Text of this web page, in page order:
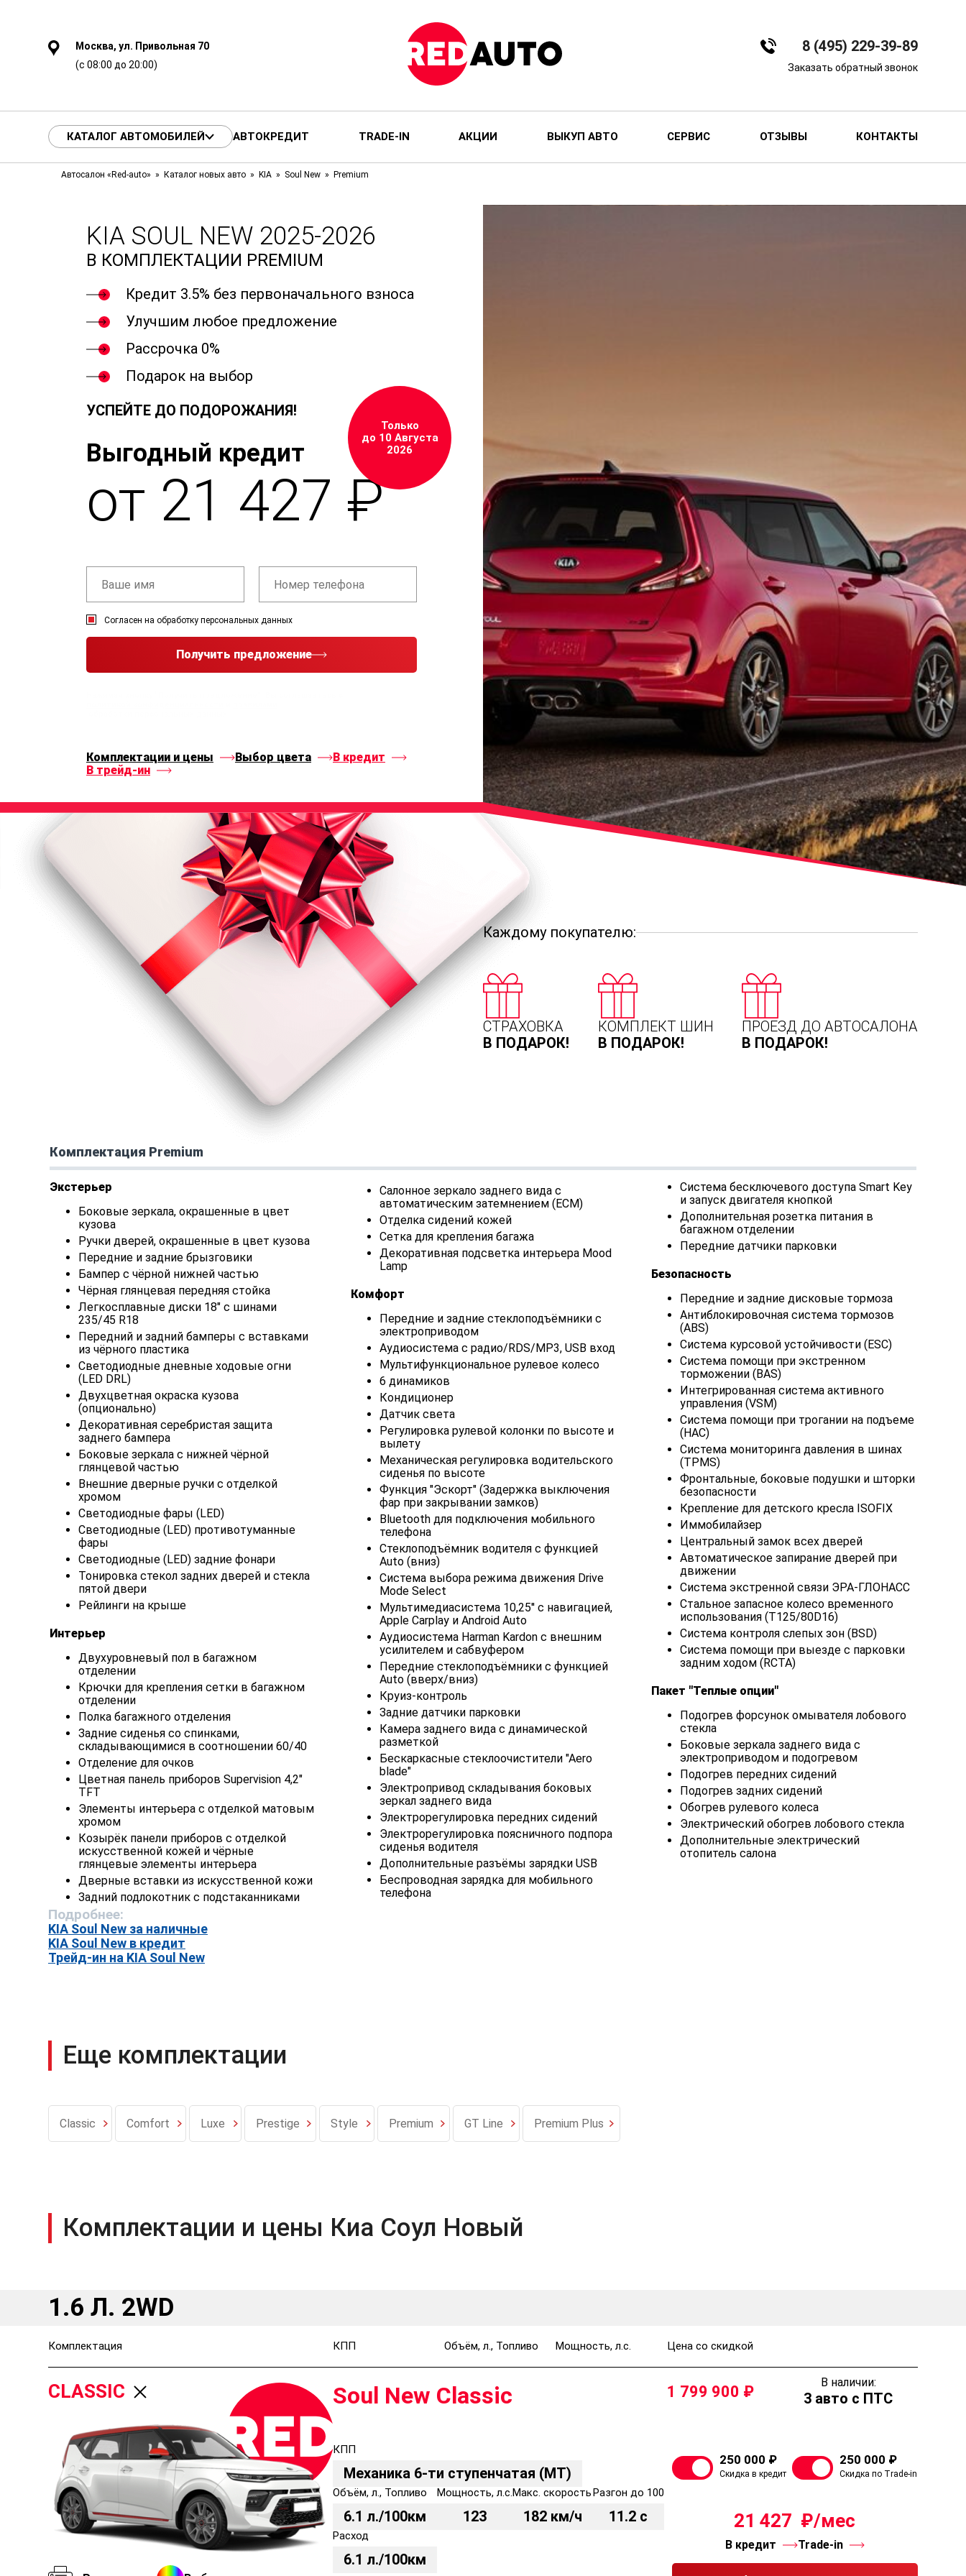
Москва, ул. Привольная 70
(с 08:00 до 20:00)
8 (495) 229-39-89
Заказать обратный звонок
КАТАЛОГ АВТОМОБИЛЕЙ АВТОКРЕДИТ TRADE-IN АКЦИИ ВЫКУП АВТО СЕРВИС ОТЗЫВЫ КОНТАКТЫ
Автосалон «Red-auto» Каталог новых авто KIA Soul New Premium
KIA SOUL NEW 2025-2026
В КОМПЛЕКТАЦИИ PREMIUM
Кредит 3.5% без первоначального взноса
Улучшим любое предложение
Рассрочка 0%
Подарок на выбор
УСПЕЙТЕ ДО ПОДОРОЖАНИЯ!
Выгодный кредит
от 21 427 ₽
Только
до 10 Августа
2026
Согласен на обработку персональных данных
Получить предложение
Комплектации и цены Выбор цвета
В кредит
В трейд-ин
Каждому покупателю:
СТРАХОВКА
В ПОДАРОК!
КОМПЛЕКТ ШИН
В ПОДАРОК!
ПРОЕЗД ДО АВТОСАЛОНА
В ПОДАРОК!
Комплектация Premium
Экстерьер
Боковые зеркала, окрашенные в цвет
кузова
Ручки дверей, окрашенные в цвет кузова
Передние и задние брызговики
Бампер с чёрной нижней частью
Чёрная глянцевая передняя стойка
Легкосплавные диски 18" с шинами
235/45 R18
Передний и задний бамперы с вставками
из чёрного пластика
Светодиодные дневные ходовые огни
(LED DRL)
Двухцветная окраска кузова
(опционально)
Декоративная серебристая защита
заднего бампера
Боковые зеркала с нижней чёрной
глянцевой частью
Внешние дверные ручки с отделкой
хромом
Светодиодные фары (LED)
Светодиодные (LED) противотуманные
фары
Светодиодные (LED) задние фонари
Тонировка стекол задних дверей и стекла
пятой двери
Рейлинги на крыше
Интерьер
Двухуровневый пол в багажном
отделении
Крючки для крепления сетки в багажном
отделении
Полка багажного отделения
Задние сиденья со спинками,
складывающимися в соотношении 60/40
Отделение для очков
Цветная панель приборов Supervision 4,2"
TFT
Элементы интерьера с отделкой матовым
хромом
Козырёк панели приборов с отделкой
искусственной кожей и чёрные
глянцевые элементы интерьера
Дверные вставки из искусственной кожи
Задний подлокотник с подстаканниками
Салонное зеркало заднего вида с
автоматическим затемнением (ECM)
Отделка сидений кожей
Сетка для крепления багажа
Декоративная подсветка интерьера Mood
Lamp
Комфорт
Передние и задние стеклоподъёмники с
электроприводом
Аудиосистема с радио/RDS/MP3, USB вход
Мультифункциональное рулевое колесо
6 динамиков
Кондиционер
Датчик света
Регулировка рулевой колонки по высоте и
вылету
Механическая регулировка водительского
сиденья по высоте
Функция "Эскорт" (Задержка выключения
фар при закрывании замков)
Bluetooth для подключения мобильного
телефона
Cтеклоподъёмник водителя с функцией
Auto (вниз)
Система выбора режима движения Drive
Mode Select
Мультимедиасистема 10,25'' с навигацией,
Apple Carplay и Android Auto
Аудиосистема Harman Kardon с внешним
усилителем и сабвуфером
Передние стеклоподъёмники с функцией
Auto (вверх/вниз)
Круиз-контроль
Задние датчики парковки
Камера заднего вида с динамической
разметкой
Бескаркасные стеклоочистители "Aero
blade"
Электропривод складывания боковых
зеркал заднего вида
Электрорегулировка передних сидений
Электрорегулировка поясничного подпора
сиденья водителя
Дополнительные разъёмы зарядки USB
Беспроводная зарядка для мобильного
телефона
Система бесключевого доступа Smart Key
и запуск двигателя кнопкой
Дополнительная розетка питания в
багажном отделении
Передние датчики парковки
Безопасность
Передние и задние дисковые тормоза
Антиблокировочная система тормозов
(ABS)
Система курсовой устойчивости (ESC)
Система помощи при экстренном
торможении (BAS)
Интегрированная система активного
управления (VSM)
Система помощи при трогании на подъеме
(HAC)
Система мониторинга давления в шинах
(TPMS)
Фронтальные, боковые подушки и шторки
безопасности
Крепление для детского кресла ISOFIX
Иммобилайзер
Центральный замок всех дверей
Автоматическое запирание дверей при
движении
Система экстренной связи ЭРА-ГЛОНАСС
Стальное запасное колесо временного
использования (T125/80D16)
Система контроля слепых зон (BSD)
Система помощи при выезде с парковки
задним ходом (RCTA)
Пакет "Теплые опции"
Подогрев форсунок омывателя лобового
стекла
Боковые зеркала заднего вида с
электроприводом и подогревом
Подогрев передних сидений
Подогрев задних сидений
Обогрев рулевого колеса
Электрический обогрев лобового стекла
Дополнительные электрический
отопитель салона
Подробнее:
KIA Soul New за наличные
KIA Soul New в кредит
Трейд-ин на KIA Soul New
Еще комплектации
Classic Comfort Luxe Prestige Style Premium GT Line Premium Plus
Комплектации и цены Киа Соул Новый
1.6 Л. 2WD
Комплектация КПП Объём, л., Топливо Мощность, л.с. Цена со скидкой
CLASSIC 1 799 900 В наличии:
3 авто с ПТС
Soul New Classic
КПП
Механика 6-ти ступенчатая (MT)
Объём, л., Топливо
6.1 л./100км
Мощность, л.с.
123
Макс. скорость
182 км/ч
Разгон до 100
11.2 с
Расход
6.1 л./100км
250 000 ₽
Скидка в кредит
250 000 ₽
Скидка по Trade-in
21 427
В кредит Trade-in